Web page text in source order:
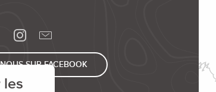
SUR FACEBOOK
les